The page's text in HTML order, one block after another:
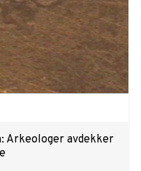
Arkeologer avdekker